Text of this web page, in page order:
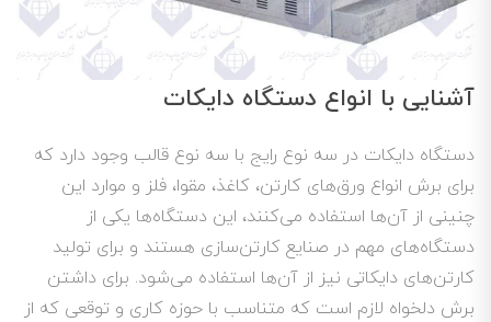
آشنایی با انواع دستگاه دایکات
دستگاه دایکات در سه نوع رایج با سه نوع قالب وجود دارد که
برای برش انواع ورق‌های کارتن، کاغذ، مقوا، فلز و موارد این
چنینی از آن‌ها استفاده می‌کنند، این دستگاه‌ها یکی از
دستگاه‌های مهم در صنایع کارتن‌سازی هستند و برای تولید
کارتن‌های دایکاتی نیز از آن‌ها استفاده می‌شود. برای داشتن
برش دلخواه لازم است که متناسب با حوزه کاری و توقعی که از